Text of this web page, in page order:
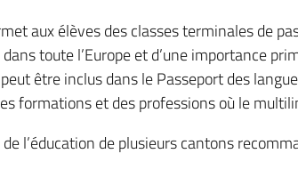
aux élèves des classes terminales de
toute l’Europe et d’une importance
être inclus dans le Passeport des
formations et des professions où le
l’éducation de plusieurs cantons